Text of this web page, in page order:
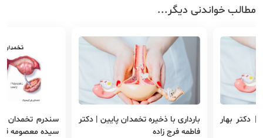
مطالب خواندنی دیگر...
| دکتر بهار
بارداری با ذخیره تخمدان پایین | دکتر
فاطمه فرج زاده
سندرم تخمدان
سیده معصومه